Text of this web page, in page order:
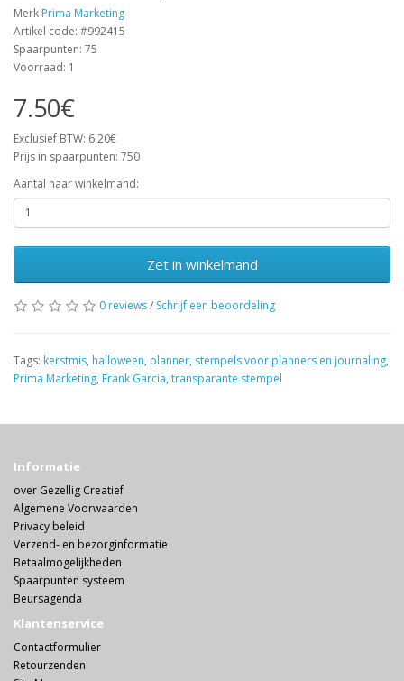
Merk Prima Marketing
Artikel code: #992415
Spaarpunten: 75
Voorraad: 1
7.50€
Exclusief BTW: 6.20€
Prijs in spaarpunten: 750
Aantal naar winkelmand:
Zet in winkelmand
0 reviews/ Schrijf een beoordeling
Tags: kerstmis, halloween, planner, stempels voor planners en journaling,
Prima Marketing, Frank Garcia, transparante stempel
Informatie
over Gezellig Creatief
Algemene Voorwaarden
Privacy beleid
Verzend- en bezorginformatie
Betaalmogelijkheden
Spaarpunten systeem
Beursagenda
Klantenservice
Contactformulier
Retourzenden